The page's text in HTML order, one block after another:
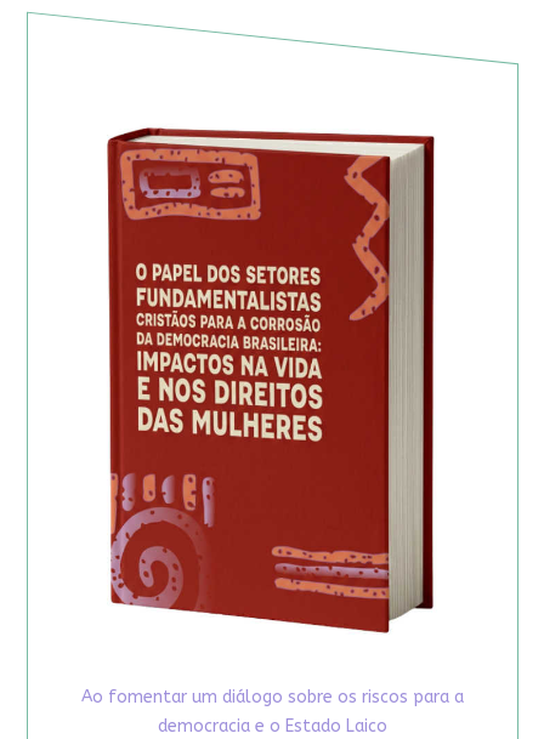
Ao fomentar um diálogo sobre os riscos para a
democracia e o Estado Laico